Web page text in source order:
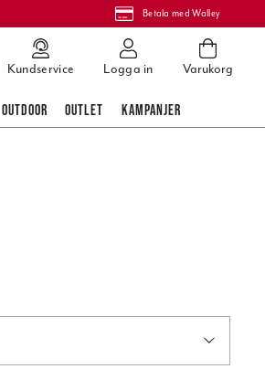
Betala med Walley
Kundservice Logga in Varukorg
OUTDOOR OUTLET KAMPANJER